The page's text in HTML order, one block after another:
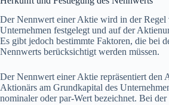
Der Nennwert einer Aktie wird in der Regel
Unternehmen festgelegt und auf der
Es gibt jedoch bestimmte Faktoren, die bei
Nennwerts berücksichtigt werden müssen.
Der Nennwert einer Aktie repräsentiert den
Aktionärs am Grundkapital des
nominaler oder par-Wert bezeichnet. Bei